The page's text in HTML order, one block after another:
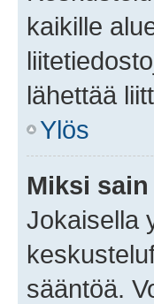
kaikille
lähettää
Ylös
Miksi
Jokaisella
sääntöä.